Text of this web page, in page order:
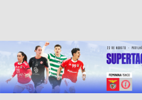
Resultados Andebol
Federação de Andebol de Portugal
Grátis - Disponivel na Play Store